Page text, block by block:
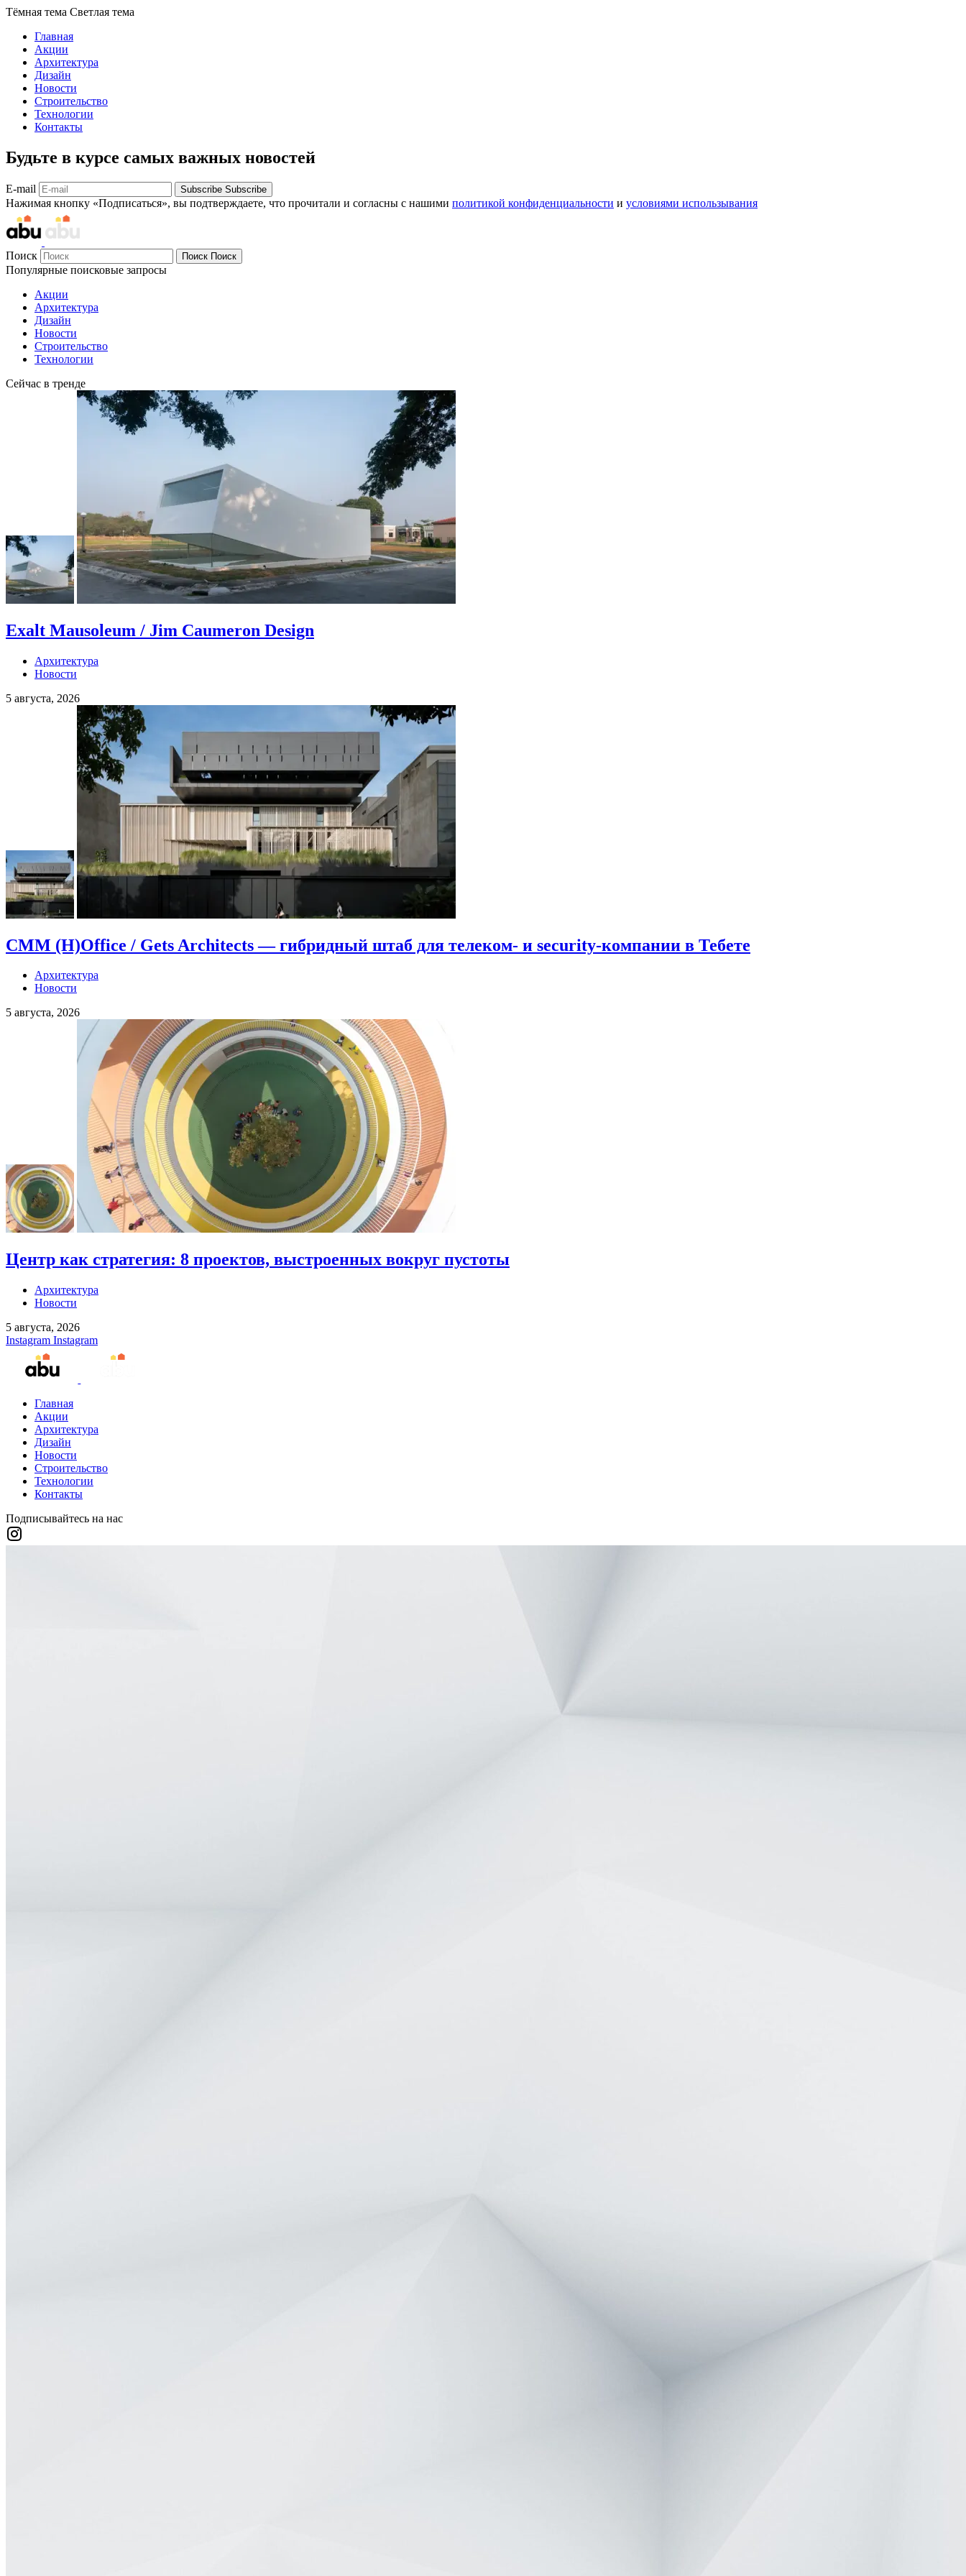
Тёмная тема Светлая тема
Главная
Акции
Архитектура
Дизайн
Новости
Строительство
Технологии
Контакты
Будьте в курсе самых важных новостей
E-mail Subscribe Subscribe
Нажимая кнопку «Подписаться», вы подтверждаете, что прочитали и согласны с нашими политикой конфиденциальности и условиями использывания
Поиск Поиск Поиск
Популярные поисковые запросы
Акции
Архитектура
Дизайн
Новости
Строительство
Технологии
Сейчас в тренде
Exalt Mausoleum / Jim Caumeron Design
Архитектура
Новости
5 августа, 2026
CMM (H)Office / Gets Architects — гибридный штаб для телеком- и security-компании в Тебете
Архитектура
Новости
5 августа, 2026
Центр как стратегия: 8 проектов, выстроенных вокруг пустоты
Архитектура
Новости
5 августа, 2026
Instagram Instagram
Главная
Акции
Архитектура
Дизайн
Новости
Строительство
Технологии
Контакты
Подписывайтесь на нас